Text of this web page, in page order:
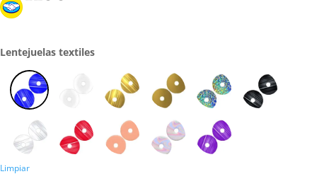
Lentejuelas textiles
Limpiar